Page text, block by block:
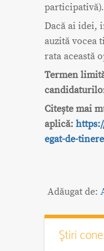
participativă).
Dacă ai idei,
auzită vocea
rata această
Termen
Citește mai
aplică:
egat-de-
Adăugat de:
Ştiri